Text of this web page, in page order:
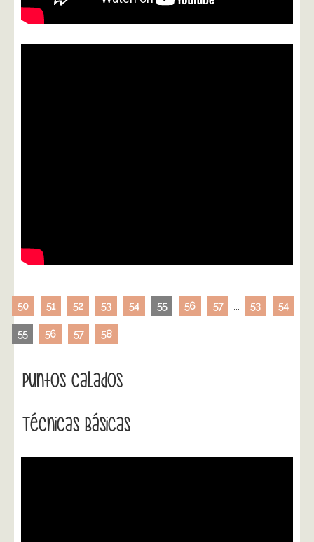
50 51 52 53 54 55 56 57 53 54
55 56 57 58
Puntos Calados
Técnicas Básicas